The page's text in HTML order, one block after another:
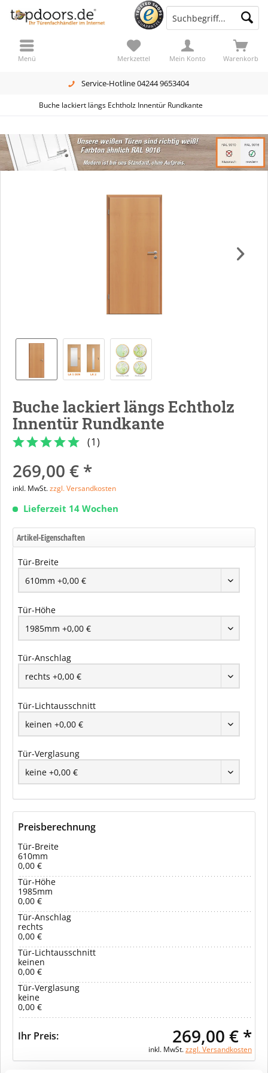
Service-Hotline 04244 9653404
Warenkorb
Merkzettel Mein Konto
Menü
Buche lackiert längs Echtholz Innentür Rundkante
Buche lackiert längs Echtholz
Innentür Rundkante
(1)
269,00 € *
inkl. MwSt.zzgl. Versandkosten
Lieferzeit 14 Wochen
Artikel-Eigenschaften
Tür-Breite
Tür-Höhe
Tür-Anschlag
Tür-Lichtausschnitt
Tür-Verglasung
Preisberechnung
Tür-Breite
610mm
0,00 €
Tür-Höhe
1985mm
0,00 €
Tür-Anschlag
rechts
0,00 €
Tür-Lichtausschnitt
keinen
0,00 €
Tür-Verglasung
keine
0,00 €
Ihr Preis: 269,00 € *
inkl. MwSt.zzgl. Versandkosten